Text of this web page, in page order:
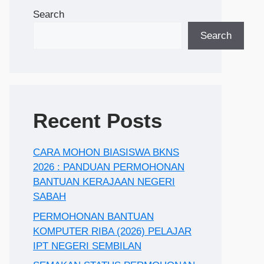
Search
Search
Recent Posts
CARA MOHON BIASISWA BKNS
2026 : PANDUAN PERMOHONAN
BANTUAN KERAJAAN NEGERI
SABAH
PERMOHONAN BANTUAN
KOMPUTER RIBA (2026) PELAJAR
IPT NEGERI SEMBILAN